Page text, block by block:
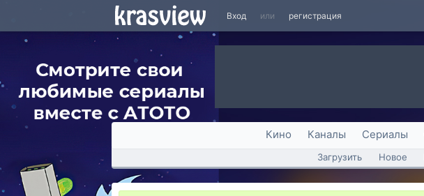
Вход или регистрация
Кино Каналы Сериалы
Загрузить Новое